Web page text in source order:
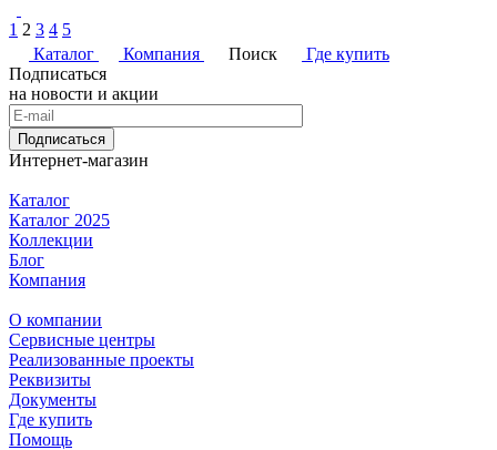
1 2 3 4 5
Каталог
Компания Поиск
Где купить
Подписаться
на новости и акции
Подписаться
Интернет-магазин
Каталог
Каталог 2025
Коллекции
Блог
Компания
О компании
Сервисные центры
Реализованные проекты
Реквизиты
Документы
Где купить
Помощь